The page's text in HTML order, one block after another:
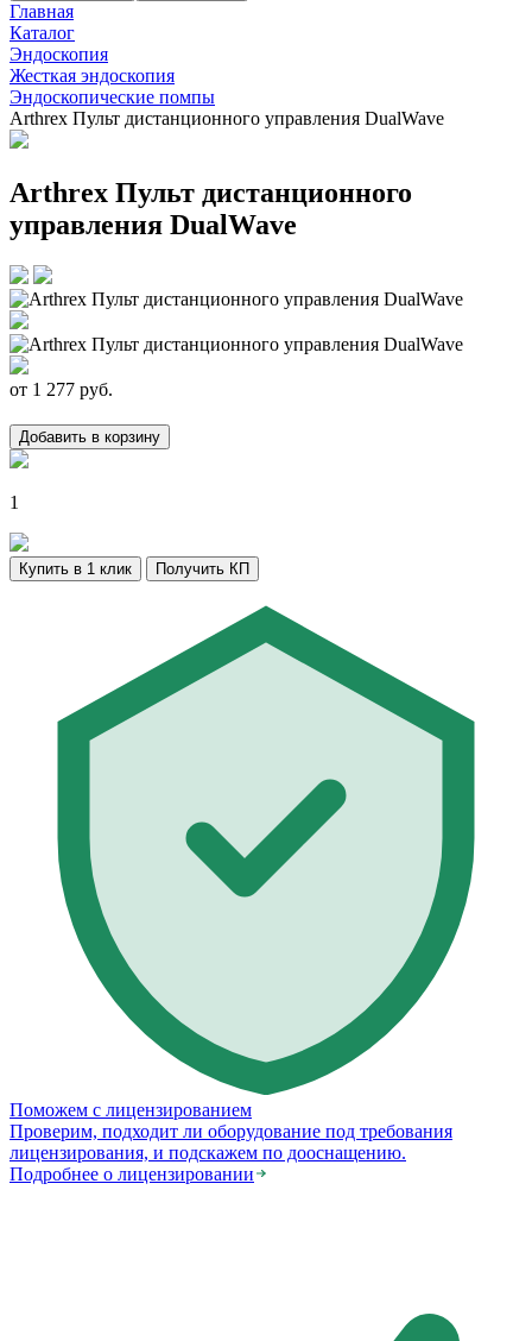
Главная
Каталог
Эндоскопия
Жесткая эндоскопия
Эндоскопические помпы
Arthrex Пульт дистанционного управления DualWave
Arthrex Пульт дистанционного
управления DualWave
от 1 277 руб.
Добавить в корзину
1
Купить в 1 клик Получить КП
Поможем с лицензированием
Проверим, подходит ли оборудование под требования
лицензирования, и подскажем по дооснащению.
Подробнее о лицензировании